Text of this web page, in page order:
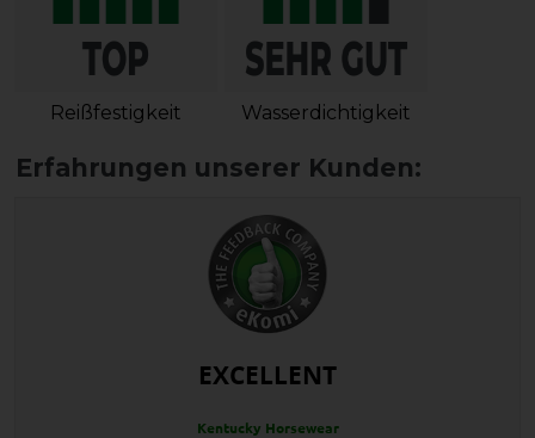
Reißfestigkeit Wasserdichtigkeit
EXCELLENT
Kentucky Horsewear